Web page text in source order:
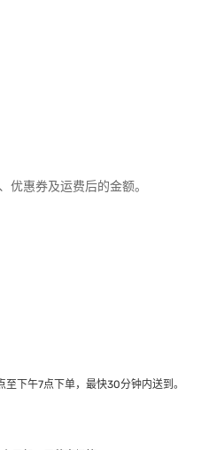
惠券及运费后的金额。
下午7点下单，最快30分钟内送到​。